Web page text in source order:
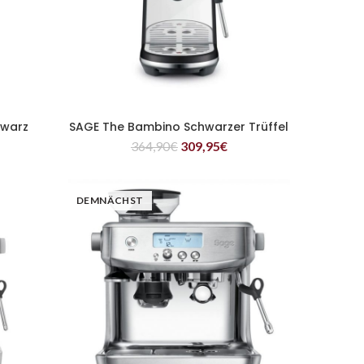
WEITERLESEN
SAGE The Bambino Schwarzer Trüffel
364,90€ 309,95€
DEMNÄCHST